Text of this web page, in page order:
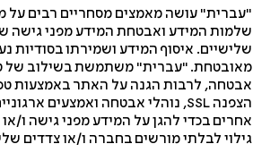
עושה מאמצים מסחריים רבים על מנת
המידע ואבטחת המידע מפני גישה של
איסוף המידע ושמירתו בסודיות נעשים
"עברית" משתמשת בשילוב של
לרבות הגנה על האתר באמצעות
הצפנה SSL, נוהלי אבטחה ואמצעים ארגוניים
בכדי להגן על המידע מפני גישה ו/או
לבלתי מורשים בחברה ו/או צדדים